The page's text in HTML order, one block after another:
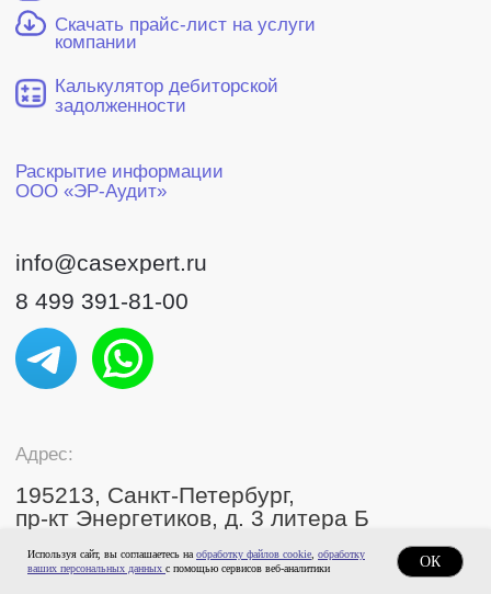
Используя сайт, вы соглашаетесь наобработку файлов cookie, обработку
ваших персональных данных с помощью сервисов веб-аналитики ОК